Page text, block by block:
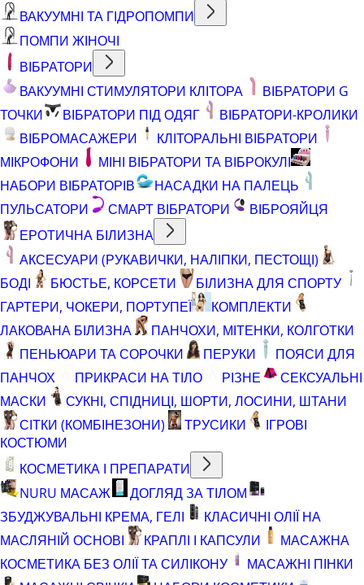
ВАКУУМНІ ТА ГІДРОПОМПИ
ПОМПИ ЖІНОЧІ
ВІБРАТОРИ
ВАКУУМНІ СТИМУЛЯТОРИ КЛІТОРА
ВІБРАТОРИ G
ТОЧКИ
ВІБРАТОРИ ПІД ОДЯГ
ВІБРАТОРИ-КРОЛИКИ
ВІБРОМАСАЖЕРИ
КЛІТОРАЛЬНІ ВІБРАТОРИ
МІКРОФОНИ
МІНІ ВІБРАТОРИ ТА ВІБРОКУЛІ
НАБОРИ ВІБРАТОРІВ
НАСАДКИ НА ПАЛЕЦЬ
ПУЛЬСАТОРИ
СМАРТ ВІБРАТОРИ
ВІБРОЯЙЦЯ
ЕРОТИЧНА БІЛИЗНА
АКСЕСУАРИ (РУКАВИЧКИ, НАЛІПКИ, ПЕСТОЩІ)
БОДІ
БЮСТЬЕ, КОРСЕТИ
БІЛИЗНА ДЛЯ СПОРТУ
ГАРТЕРИ, ЧОКЕРИ, ПОРТУПЕЇ
КОМПЛЕКТИ
ЛАКОВАНА БІЛИЗНА
ПАНЧОХИ, МІТЕНКИ, КОЛГОТКИ
ПЕНЬЮАРИ ТА СОРОЧКИ
ПЕРУКИ
ПОЯСИ ДЛЯ
ПАНЧОХ
ПРИКРАСИ НА ТІЛО РІЗНЕ
СЕКСУАЛЬНІ
МАСКИ
СУКНІ, СПІДНИЦІ, ШОРТИ, ЛОСИНИ, ШТАНИ
СІТКИ (КОМБІНЕЗОНИ)
ТРУСИКИ
ІГРОВІ
КОСТЮМИ
КОСМЕТИКА І ПРЕПАРАТИ
NURU МАСАЖ
ДОГЛЯД ЗА ТІЛОМ
ЗБУДЖУВАЛЬНІ КРЕМА, ГЕЛІ
КЛАСИЧНІ ОЛІЇ НА
МАСЛЯНІЙ ОСНОВІ
КРАПЛІ І КАПСУЛИ
МАСАЖНА
КОСМЕТИКА БЕЗ ОЛІЇ ТА СИЛІКОНУ
МАСАЖНІ ПІНКИ